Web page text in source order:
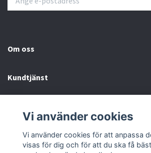
Om oss
Kundtjänst
Sociala medier
Vi använder cookies
Vi använder cookies för att anpassa
visas för dig och för att du ska få